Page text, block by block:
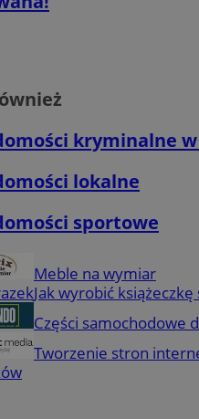
kryminalne
lokalne
sportowe
Meble na wymiar
Jak wyrobić
Części samochodowe
Tworzenie stron